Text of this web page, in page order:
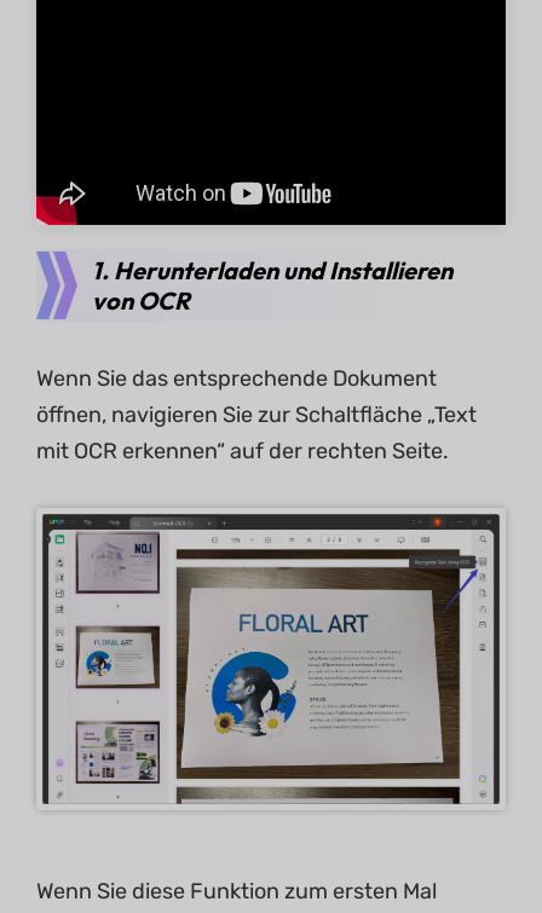
1. Herunterladen und Installieren
von OCR
Wenn Sie das entsprechende Dokument
öffnen, navigieren Sie zur Schaltfläche „Text
mit OCR erkennen“ auf der rechten Seite.
Wenn Sie diese Funktion zum ersten Mal